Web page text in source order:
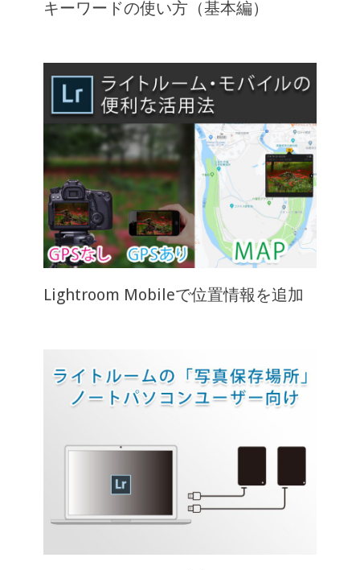
キーワードの使い方（基本編）
Lightroom Mobileで位置情報を追加